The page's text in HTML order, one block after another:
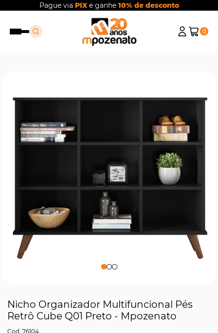
Pague via PIXe ganhe 10% de desconto
0
Nicho Organizador Multifuncional Pés
Retrô Cube Q01 Preto - Mpozenato
76104